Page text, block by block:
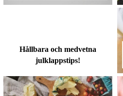
Hållbara och medvetna
julklappstips!